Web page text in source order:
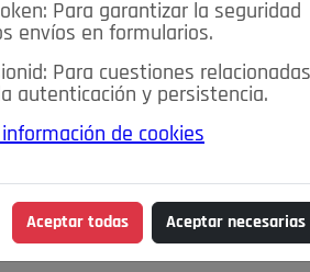
Para garantizar la seguridad
envíos en formularios.
Para cuestiones relacionadas
autenticación y persistencia.
de cookies
Aceptar todas Aceptar necesarias